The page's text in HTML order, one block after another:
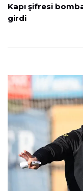
Kapı şifresi
girdi